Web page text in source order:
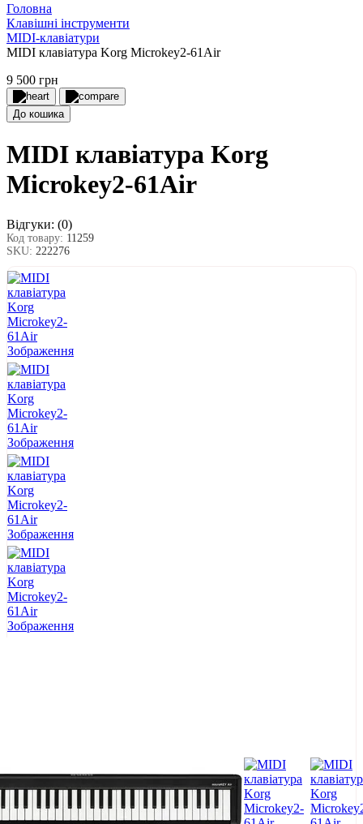
Головна
Клавішні інструменти
MIDI-клавіатури
MIDI клавіатура Korg Microkey2-61Air
9 500 грн
До кошика
MIDI клавіатура Korg
Microkey2-61Air
Відгуки: (0)
Код товару: 11259
SKU: 222276